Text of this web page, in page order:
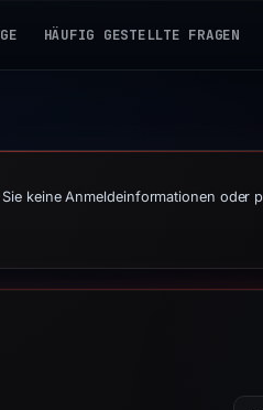
HÄUFIG GESTELLTE FRAGEN
keine Anmeldeinformationen oder